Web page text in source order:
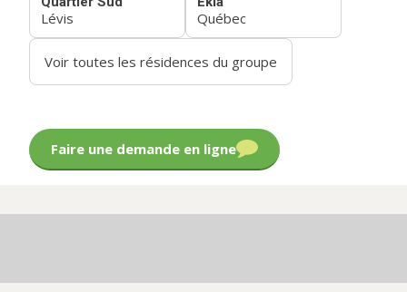
Lévis Québec
Voir toutes les résidences du groupe
Faire une demande en ligne